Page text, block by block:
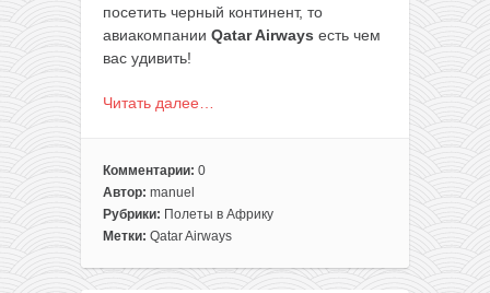
посетить черный континент, то
авиакомпании Qatar Airways есть чем
вас удивить!
Читать далее…
Комментарии: 0
Автор: manuel
Рубрики: Полеты в Африку
Метки: Qatar Airways